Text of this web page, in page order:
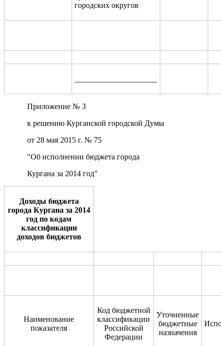
городских округов
Приложение № 3
к решению Курганской городской Думы
от 28 мая 2015 г. № 75
"Об исполнении бюджета города
Кургана за 2014 год"
Доходы бюджета
города Кургана за 2014
год по кодам
классификации
доходов бюджетов
Наименование
показателя
Код бюджетной
классификации
Российской
Федерации
Уточненные
бюджетные
назначения